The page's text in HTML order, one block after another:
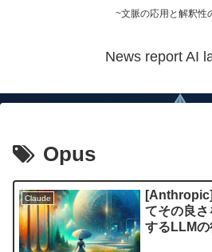
~文脈の応用と解釈性
News report AI
Opus
Claude
てその良
するLLMの